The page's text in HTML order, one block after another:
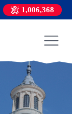
1,006,368